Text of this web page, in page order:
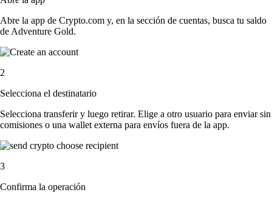
Abre la app de Crypto.com y, en la sección de cuentas, busca tu saldo
de Adventure Gold.
2
Selecciona el destinatario
Selecciona transferir y luego retirar. Elige a otro usuario para enviar sin
comisiones o una wallet externa para envíos fuera de la app.
3
Confirma la operación